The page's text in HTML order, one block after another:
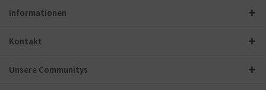
Informationen
Kontakt
Unsere Communitys